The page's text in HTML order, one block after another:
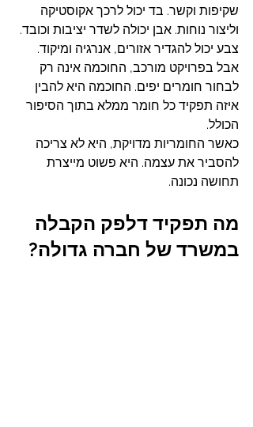
שקיפות וקשר. בד יכול לרכך אקוסטיקה
וליצור נוחות. אבן יכולה לשדר יציבות וכובד.
צבע יכול להגדיר אזורים, אנרגיה ומיקוד.
אבל בפרויקט מורכב, החוכמה אינה רק
לבחור חומרים יפים. החוכמה היא להבין
איזה תפקיד כל חומר ממלא בתוך הסיפור
הכולל.
כאשר החומריות מדויקת, היא לא צריכה
להסביר את עצמה. היא פשוט מייצרת
תחושה נכונה.
מה תפקיד דלפק הקבלה
במשרד של חברה גדולה?